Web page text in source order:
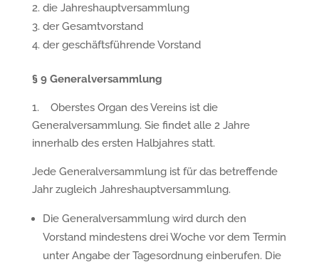
die Jahreshauptversammlung
der Gesamtvorstand
der geschäftsführende Vorstand
§9 Generalversammlung
1. Oberstes Organ des Vereins ist die
Generalversammlung. Sie findet alle 2 Jahre
innerhalb des ersten Halbjahres statt.
Jede Generalversammlung ist für das betreffende
Jahr zugleich Jahreshauptversammlung.
Die Generalversammlung wird durch den
Vorstand mindestens drei Woche vor dem Termin
unter Angabe der Tagesordnung einberufen. Die